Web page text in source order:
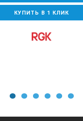
КУПИТЬ В 1 КЛИК